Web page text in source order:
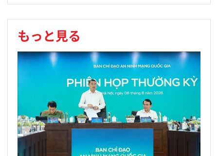
もっと見る